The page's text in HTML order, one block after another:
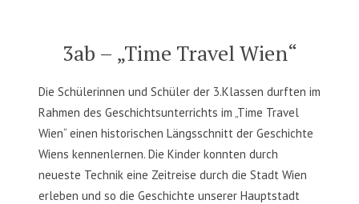
3ab – „Time Travel Wien“
Die Schülerinnen und Schüler der 3.Klassen durften im
Rahmen des Geschichtsunterrichts im „Time Travel
Wien“ einen historischen Längsschnitt der Geschichte
Wiens kennenlernen. Die Kinder konnten durch
neueste Technik eine Zeitreise durch die Stadt Wien
erleben und so die Geschichte unserer Hauptstadt